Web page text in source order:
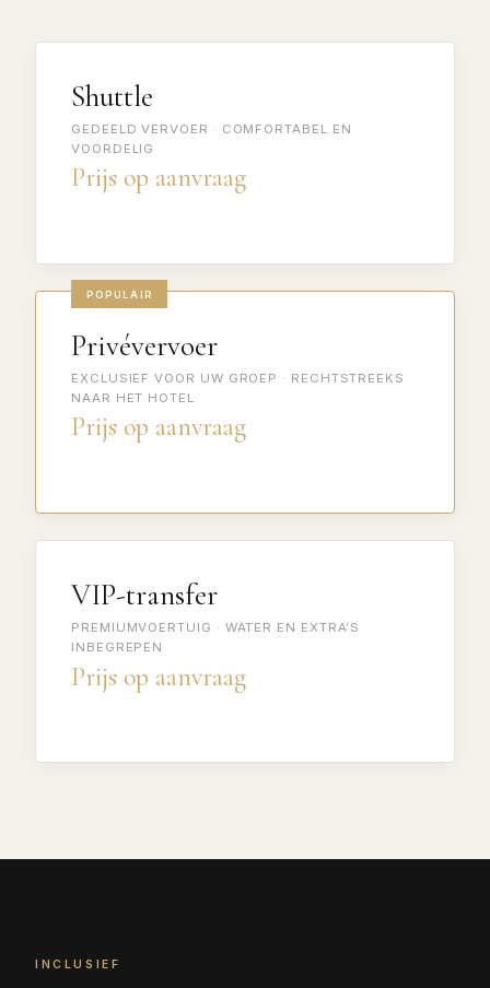
Shuttle
GEDEELD VERVOER · COMFORTABEL EN
VOORDELIG
Prijs op aanvraag
POPULAIR
Privévervoer
EXCLUSIEF VOOR UW GROEP · RECHTSTREEKS
NAAR HET HOTEL
Prijs op aanvraag
VIP-transfer
PREMIUMVOERTUIG · WATER EN EXTRA’S
INBEGREPEN
Prijs op aanvraag
INCLUSIEF